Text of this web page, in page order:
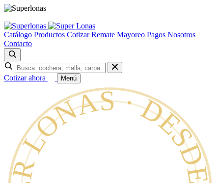
Catálogo Productos Cotizar Remate Mayoreo Pagos Nosotros
Contacto
Cotizar ahora Menú
SUPER LONAS · DESDE 1996